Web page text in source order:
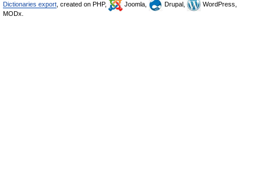
Dictionaries export , created on PHP, Joomla, Drupal,
WordPress,
MODx.